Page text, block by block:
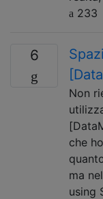
233
6
Non
che
ma
using